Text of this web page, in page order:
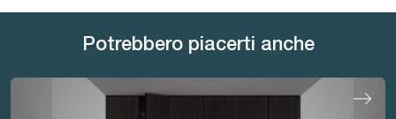
Potrebbero piacerti anche